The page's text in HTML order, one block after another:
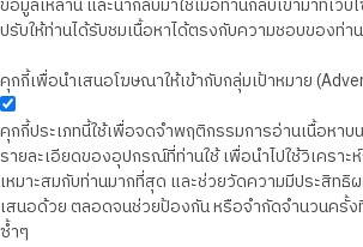
ปรับให้ท่านได้รับชมเนื้อหาได้ตรงกับความชอบของท่า
คุกกี้เพื่อนำเสนอโฆษณาให้เข้ากับกลุ่มเป้าหมาย
คุกกี้ประเภทนี้ใช้เพื่อจดจำพฤติกรรมการอ่านเนื้อหาบ
รายละเอียดของอุปกรณ์ที่ท่านใช้ เพื่อนำไปใช้วิเครา
เหมาะสมกับท่านมากที่สุด และช่วยวัดความมีประสิทธิ
เสนอด้วย ตลอดจนช่วยป้องกัน หรือจำกัดจำนวนครั้ง
ซ้ำๆ